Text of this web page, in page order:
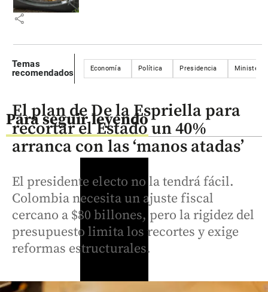
share
Temas
recomendados
Economía Política Presidencia Ministerio
Para seguir leyendo
El plan de De la Espriella para
recortar el Estado un 40%
arranca con las ‘manos atadas’
El presidente electo no la tendrá fácil.
Colombia necesita un ajuste fiscal
cercano a $80 billones, pero la rigidez del
presupuesto limita los recortes y exige
reformas estructurales.